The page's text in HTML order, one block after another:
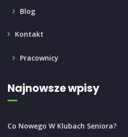
Blog
Kontakt
Pracownicy
Najnowsze wpisy
Co Nowego W Klubach Seniora?